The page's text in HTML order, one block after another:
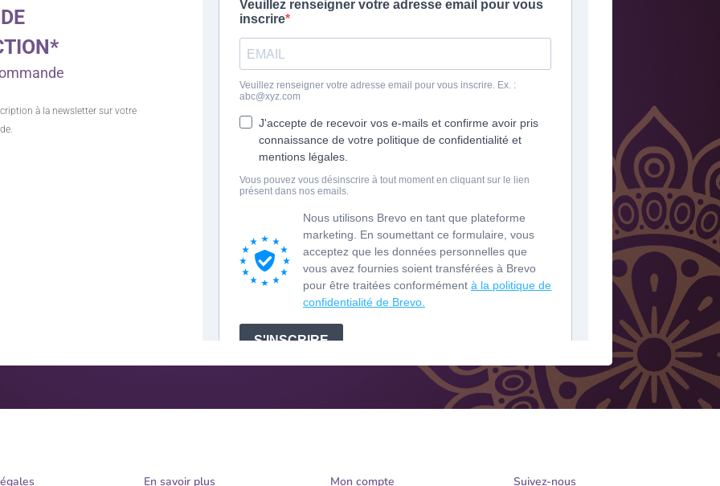
à la newsletter sur votre
En savoir plus Mon compte Suivez-nous